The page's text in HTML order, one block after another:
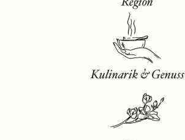
Kulinarik & Genuss